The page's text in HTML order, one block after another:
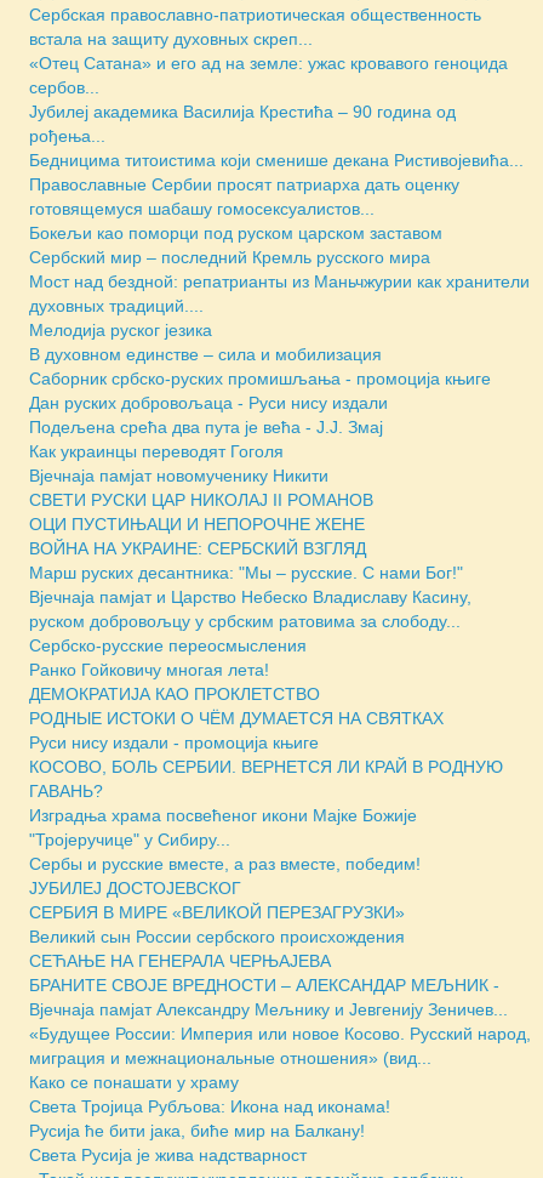
Сербская православно-патриотическая общественность
встала на защиту духовных скреп...
«Отец Сатана» и его ад на земле: ужас кровавого геноцида
сербов...
Јубилеј академика Василија Крестића – 90 година од
рођења...
Бедницима титоистима који сменише декана Ристивојевића...
Православные Сербии просят патриарха дать оценку
готовящемуся шабашу гомосексуалистов...
Бокељи као поморци под руском царском заставом
Сербский мир – последний Кремль русского мира
Мост над бездной: репатрианты из Маньчжурии как хранители
духовных традиций....
Мелодија руског језика
В духовном единстве – сила и мобилизация
Саборник србско-руских промишљања - промоција књиге
Дан руских добровољаца - Руси нису издали
Подељена срећа два пута је већа - Ј.Ј. Змај
Как украинцы переводят Гоголя
Вјечнаја памјат новомученику Никити
СВЕТИ РУСКИ ЦАР НИКОЛАЈ II РОМАНОВ
ОЦИ ПУСТИЊАЦИ И НЕПОРОЧНЕ ЖЕНЕ
ВОЙНА НА УКРАИНЕ: СЕРБСКИЙ ВЗГЛЯД
Марш руских десантника: "Мы – русские. С нами Бог!"
Вјечнаја памјат и Царство Небеско Владиславу Касину,
руском добровољцу у србским ратовима за слободу...
Сербско-русские переосмысления
Ранко Гойковичу многая лета!
ДЕМОКРАТИЈА КАО ПРОКЛЕТСТВО
РОДНЫЕ ИСТОКИ О ЧЁМ ДУМАЕТСЯ НА СВЯТКАХ
Руси нису издали - промоција књиге
КОСОВО, БОЛЬ СЕРБИИ. ВЕРНЕТСЯ ЛИ КРАЙ В РОДНУЮ
ГАВАНЬ?
Изградња храма посвећеног икони Мајке Божије
"Тројеручице" у Сибиру...
Сербы и русские вместе, а раз вместе, победим!
ЈУБИЛЕЈ ДОСТОЈЕВСКОГ
СЕРБИЯ В МИРЕ «ВЕЛИКОЙ ПЕРЕЗАГРУЗКИ»
Великий сын России сербского происхождения
СЕЋАЊЕ НА ГЕНЕРАЛА ЧЕРЊАЈЕВА
БРАНИТЕ СВОЈЕ ВРЕДНОСТИ – АЛЕКСАНДАР МЕЉНИК -
Вјечнаја памјат Александру Мељнику и Јевгенију Зеничев...
«Будущее России: Империя или новое Косово. Русский народ,
миграция и межнациональные отношения» (вид...
Како се понашати у храму
Света Тројица Рубљова: Икона над иконама!
Русија ће бити јака, биће мир на Балкану!
Света Русија је жива надстварност